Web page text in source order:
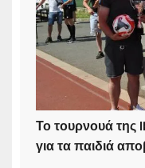
Το τουρνουά της
για τα παιδιά